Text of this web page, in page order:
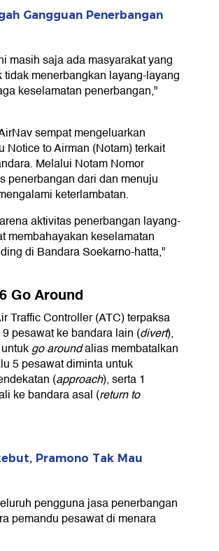
Gangguan Penerbangan
masih saja ada masyarakat yang
menerbangkan layang-layang
keselamatan penerbangan,"
sempat mengeluarkan
to Airman (Notam) terkait
Melalui Notam Nomor
penerbangan dari dan menuju
keterlambatan.
aktivitas penerbangan layang-
membahayakan keselamatan
di Bandara Soekarno-hatta,"
Go Around
Traffic Controller (ATC) terpaksa
pesawat ke bandara lain (divert),
go aroundalias membatalkan
5 pesawat diminta untuk
(approach), serta 1
ke bandara asal (return to
Pramono Tak Mau
pengguna jasa penerbangan
pemandu pesawat di menara